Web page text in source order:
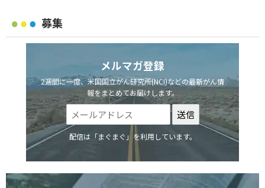
募集
メルマガ登録
2週間に一度、米国国立がん研究所(NCI)などの最新がん情
報をまとめてお届けします。
配信は「まぐまぐ」を利用しています。